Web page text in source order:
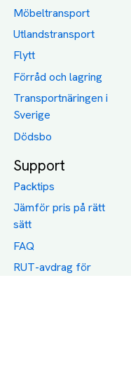
Möbeltransport
Utlandstransport
Flytt
Förråd och lagring
Transportnäringen i
Sverige
Dödsbo
Support
Packtips
Jämför pris på rätt
sätt
FAQ
RUT-avdrag för